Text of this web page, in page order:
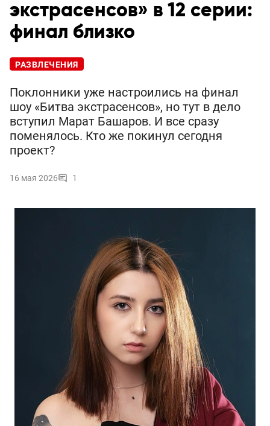
экстрасенсов» в 12 серии:
финал близко
РАЗВЛЕЧЕНИЯ
Поклонники уже настроились на финал
шоу «Битва экстрасенсов», но тут в дело
вступил Марат Башаров. И все сразу
поменялось. Кто же покинул сегодня
проект?
16 мая 2026 1